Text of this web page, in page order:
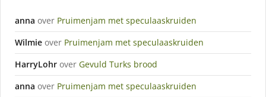
anna over Pruimenjam met speculaaskruiden
Wilmie over Pruimenjam met speculaaskruiden
HarryLohr over Gevuld Turks brood
anna over Pruimenjam met speculaaskruiden